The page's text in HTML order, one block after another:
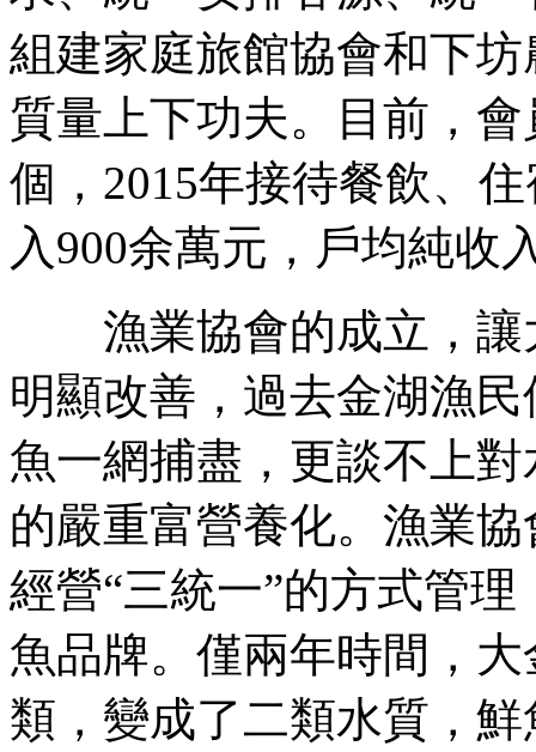
組建家庭旅館協會和下
質量上下功夫。目前，
個，2015年接待餐飲、
入900余萬元，戶均純收
漁業協會的成立，讓
明顯改善，過去金湖漁
魚一網捕盡，更談不上
的嚴重富營養化。漁業
經營“三統一”的方式管
魚品牌。僅兩年時間，
類，變成了二類水質，